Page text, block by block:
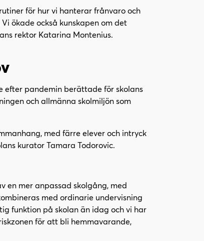
för hur vi hanterar frånvaro och
ökade också kunskapen om det
rektor Katarina Montenius.
pandemin berättade för skolans
och allmänna skolmiljön som
med färre elever och intryck
kurator Tamara Todorovic.
en mer anpassad skolgång, med
med ordinarie undervisning
funktion på skolan än idag och vi har
för att bli hemmavarande,